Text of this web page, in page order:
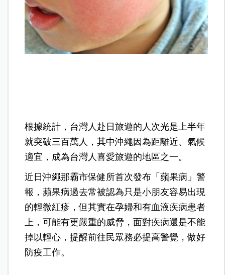
根據統計，台灣人赴日旅遊的人次光是上半年
就突破三百萬人，其中沖繩因為距離近、氣候
適宜，成為台灣人喜愛旅遊的地區之一。
近日沖繩那霸市保健所首次發布「蘋果病」警
報，蘋果病過去常被認為只是小朋友容易出現
的輕微紅疹，但其實在孕婦和有血液疾病患者
上，可能有更嚴重的威脅，面對疾病還是不能
掉以輕心，提醒前往民眾務必提高警覺，做好
防疫工作。